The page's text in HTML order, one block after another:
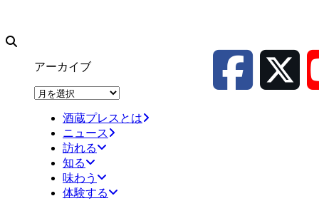
アーカイブ
ア
酒蔵プレスとは
ニュース
訪れる
知る
味わう
体験する